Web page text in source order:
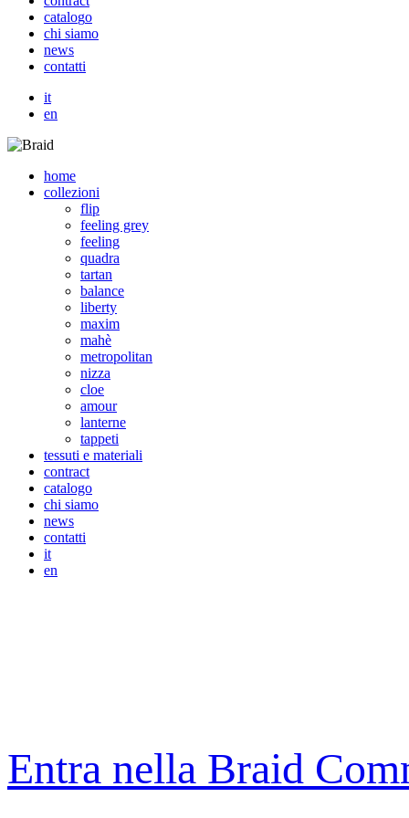
catalogo
chi siamo
news
contatti
it
en
home
collezioni
flip
feeling grey
feeling
quadra
tartan
balance
liberty
maxim
mahè
metropolitan
nizza
cloe
amour
lanterne
tappeti
tessuti e materiali
contract
catalogo
chi siamo
news
contatti
it
en
Entra nella Braid